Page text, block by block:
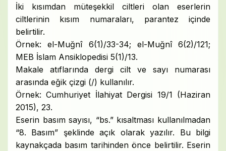
İki kısımdan müteşekkil ciltleri olan eserlerin
ciltlerinin kısım numaraları, parantez içinde
belirtilir.
Örnek: el-Muğnî 6(1)/33-34; el-Muğnî 6(2)/121;
MEB İslam Ansiklopedisi 5(1)/13.
Makale atıflarında dergi cilt ve sayı numarası
arasında eğik çizgi (/) kullanılır.
Örnek: Cumhuriyet İlahiyat Dergisi 19/1 (Haziran
2015), 23.
Eserin basım sayısı, “bs.” kısaltması kullanılmadan
“8. Basım” şeklinde açık olarak yazılır. Bu bilgi
kaynakçada basım tarihinden önce belirtilir. Eserin